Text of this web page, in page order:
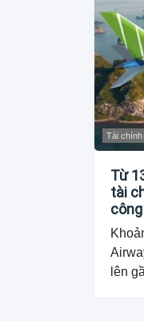
Tài
Từ
tài
lên